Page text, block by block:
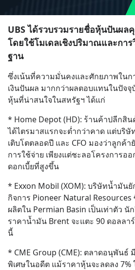
UBS ได้รวบรวมรายชื่อหุ้นปันผ
โดยใช้โมเดลเชิงปริมาณและกา
ฐาน
ซึ่งเน้นที่ความมั่นคงและศักยภาพในก
เงินปันผล มากกว่าผลตอบแทนในปัจจุ
หุ้นที่น่าสนใจในสหรัฐฯ ได้แก่
* Home Depot (HD): ร้านค้าปลีกสิ
ได้ไตรมาสแรกจะต่ำกว่าคาด แต่บริ
เติบโตตลอดปี และ CFO มองว่าลูกค้
การใช้จ่าย เพียงแต่ชะลอโครงการออ
ดอกเบี้ยที่สูงขึ้น
* Exxon Mobil (XOM): บริษัทน้ำมัน
กิจการ Pioneer Natural Resources
ผลิตใน Permian Basin เป็นเท่าตัว
ราคาน้ำมัน Brent จะแตะ 90 ดอลลา
นี้
* CME Group (CME): ตลาดอนุพันธ์
พิเศษในอดีต แม้ราคาหุ้นจะลดลง 7%